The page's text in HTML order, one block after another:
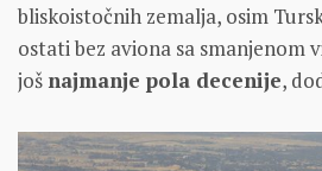
bliskoistočnih zemalja, osim
ostati bez aviona sa smanjenom
još najmanje pola decenije,